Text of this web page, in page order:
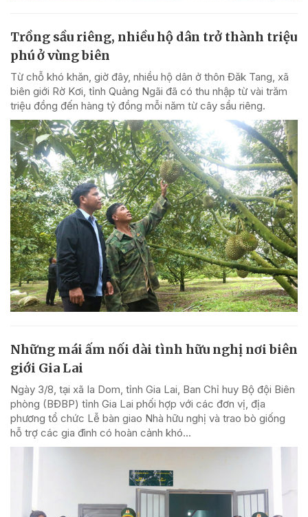
Trồng sầu riêng, nhiều hộ dân trở thành triệu
phú ở vùng biên
Từ chỗ khó khăn, giờ đây, nhiều hộ dân ở thôn Đăk Tang, xã
biên giới Rờ Kơi, tỉnh Quảng Ngãi đã có thu nhập từ vài trăm
triệu đồng đến hàng tỷ đồng mỗi năm từ cây sầu riêng.
Những mái ấm nối dài tình hữu nghị nơi biên
giới Gia Lai
Ngày 3/8, tại xã Ia Dom, tỉnh Gia Lai, Ban Chỉ huy Bộ đội Biên
phòng (BĐBP) tỉnh Gia Lai phối hợp với các đơn vị, địa
phương tổ chức Lễ bàn giao Nhà hữu nghị và trao bò giống
hỗ trợ các gia đình có hoàn cảnh khó...